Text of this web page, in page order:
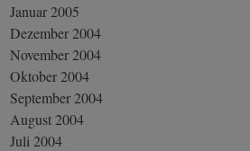
Januar 2005
Dezember 2004
November 2004
Oktober 2004
September 2004
August 2004
Juli 2004